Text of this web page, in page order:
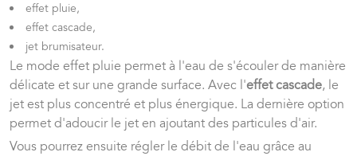
effet pluie,
effet cascade,
jet brumisateur.
Le mode effet pluie permet à l'eau de s'écouler de manière
délicate et sur une grande surface. Avec l'effet cascade, le
jet est plus concentré et plus énergique. La dernière option
permet d'adoucir le jet en ajoutant des particules d'air.
Vous pourrez ensuite régler le débit de l'eau grâce au